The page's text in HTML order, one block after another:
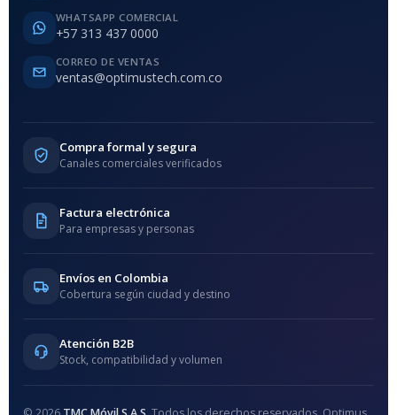
WHATSAPP COMERCIAL
+57 313 437 0000
CORREO DE VENTAS
ventas@optimustech.com.co
Compra formal y segura
Canales comerciales verificados
Factura electrónica
Para empresas y personas
Envíos en Colombia
Cobertura según ciudad y destino
Atención B2B
Stock, compatibilidad y volumen